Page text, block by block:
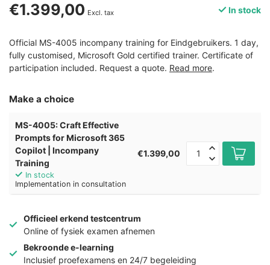
€1.399,00 Excl. tax In stock
Official MS-4005 incompany training for Eindgebruikers. 1 day,
fully customised, Microsoft Gold certified trainer. Certificate of
participation included. Request a quote. Read more.
Make a choice
MS-4005: Craft Effective
Prompts for Microsoft 365
Copilot | Incompany
Training
In stock
Implementation in consultation
€1.399,00
Officieel erkend testcentrum
Online of fysiek examen afnemen
Bekroonde e-learning
Inclusief proefexamens en 24/7 begeleiding